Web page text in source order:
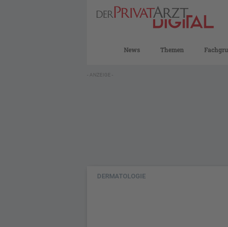
News Themen
- ANZEIGE -
DERMATOLOGIE